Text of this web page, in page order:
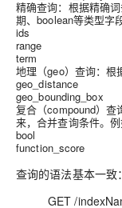
精确查询：根据精确
期、boolean等类型字
ids
range
term
地理（geo）查询：根
geo_distance
geo_bounding_box
复合（compound）查
来，合并查询条件。例
bool
function_score
查询的语法基本一致：
GET /